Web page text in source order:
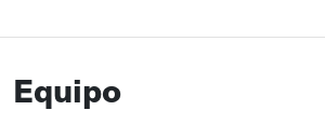
jurisprudencia, artículos de análisis y
periódicamente en la página web de la
Equipo